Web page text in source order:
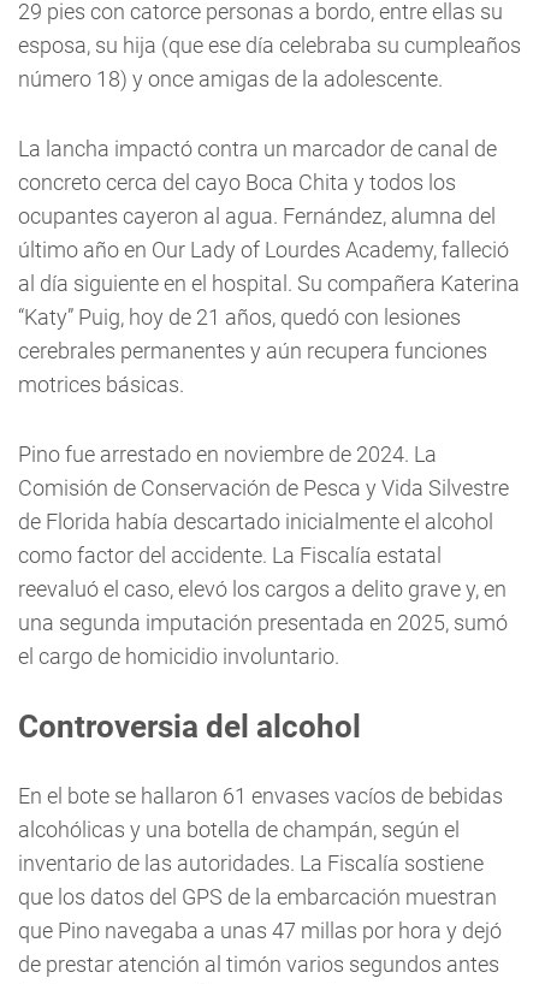
29 pies con catorce personas a bordo, entre ellas su
esposa, su hija (que ese día celebraba su cumpleaños
número 18) y once amigas de la adolescente.
La lancha impactó contra un marcador de canal de
concreto cerca del cayo Boca Chita y todos los
ocupantes cayeron al agua. Fernández, alumna del
último año en Our Lady of Lourdes Academy, falleció
al día siguiente en el hospital. Su compañera Katerina
“Katy” Puig, hoy de 21 años, quedó con lesiones
cerebrales permanentes y aún recupera funciones
motrices básicas.
Pino fue arrestado en noviembre de 2024. La
Comisión de Conservación de Pesca y Vida Silvestre
de Florida había descartado inicialmente el alcohol
como factor del accidente. La Fiscalía estatal
reevaluó el caso, elevó los cargos a delito grave y, en
una segunda imputación presentada en 2025, sumó
el cargo de homicidio involuntario.
Controversia del alcohol
En el bote se hallaron 61 envases vacíos de bebidas
alcohólicas y una botella de champán, según el
inventario de las autoridades. La Fiscalía sostiene
que los datos del GPS de la embarcación muestran
que Pino navegaba a unas 47 millas por hora y dejó
de prestar atención al timón varios segundos antes